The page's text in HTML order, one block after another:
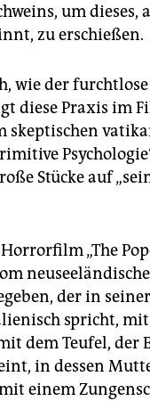
um dieses,
zu erschießen.
wie der
diese Praxis im
skeptischen
Stücke auf
„The
der in
spricht, mit
dem Teufel, der
in dessen
einem